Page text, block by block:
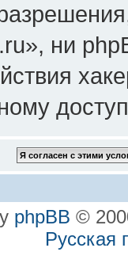
ни
phpBB ©
Русская